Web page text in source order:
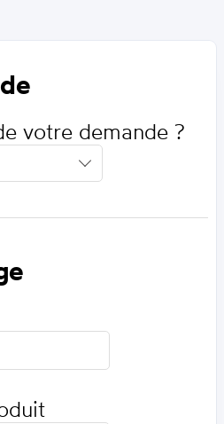
votre demande ?